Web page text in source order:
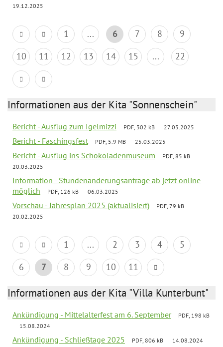
19.12.2025
1 ... 6 7 8
9
10
11 12 13 14 15 ... 22
Informationen aus der Kita "Sonnenschein"
Bericht - Ausflug zum Igelmizzi PDF, 302 kB 27.03.2025
Bericht - Faschingsfest PDF, 5.9 MB 25.03.2025
Bericht - Ausflug ins Schokoladenmuseum
PDF, 85 kB
20.03.2025
Information - Stundenänderungsanträge ab jetzt online
möglich
PDF, 126 kB 06.03.2025
Vorschau - Jahresplan 2025 (aktualisiert)
PDF, 79 kB
20.02.2025
1 ... 2 3 4
5
6
7 8 9 10 11
Informationen aus der Kita "Villa Kunterbunt"
Ankündigung - Mittelalterfest am 6. September
PDF, 198 kB
15.08.2024
Ankündigung - Schließtage 2025 PDF, 806 kB 14.08.2024